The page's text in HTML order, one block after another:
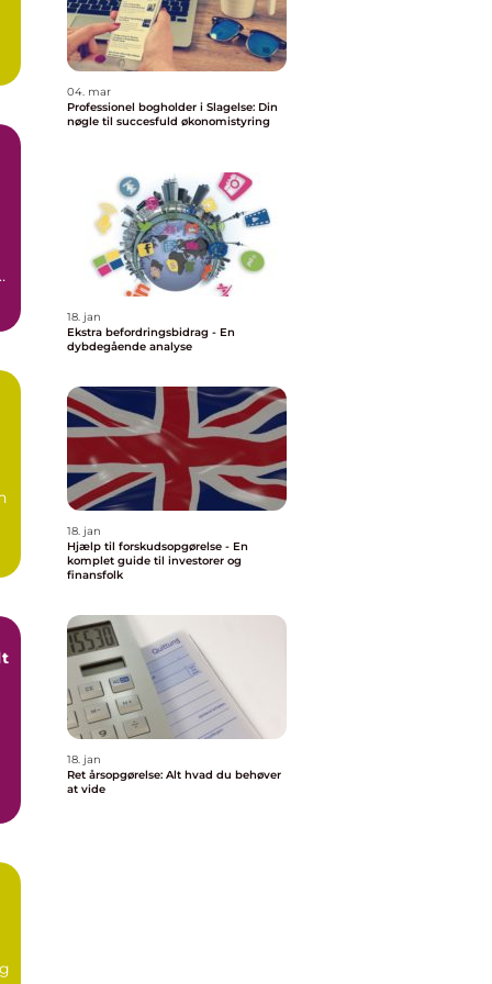
04. mar
Professionel bogholder i Slagelse: Din
nøgle til succesfuld økonomistyring
18. jan
Ekstra befordringsbidrag - En
dybdegående analyse
18. jan
Hjælp til forskudsopgørelse - En
komplet guide til investorer og
finansfolk
18. jan
Ret årsopgørelse: Alt hvad du behøver
at vide